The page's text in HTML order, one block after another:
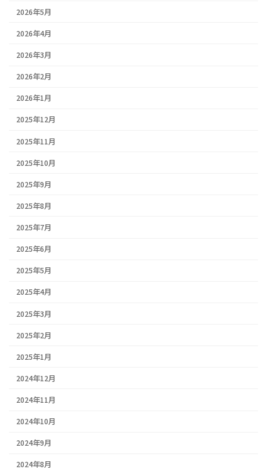
2026年5月
2026年4月
2026年3月
2026年2月
2026年1月
2025年12月
2025年11月
2025年10月
2025年9月
2025年8月
2025年7月
2025年6月
2025年5月
2025年4月
2025年3月
2025年2月
2025年1月
2024年12月
2024年11月
2024年10月
2024年9月
2024年8月